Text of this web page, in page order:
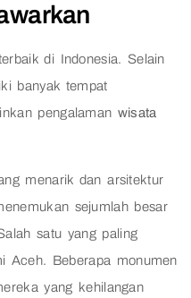
di Indonesia. Selain
banyak tempat
pengalaman wisata
menarik dan arsitektur
sejumlah besar
satu yang paling
Aceh. Beberapa monumen
yang kehilangan